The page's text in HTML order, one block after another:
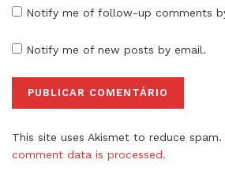
Notify me of follow-up comments
Notify me of new posts by email.
This site uses Akismet to reduce spam.
comment data is processed.